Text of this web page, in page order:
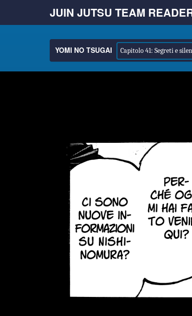
JUIN JUTSU TEAM
YOMI NO TSUGAI Capitolo 41: Segreti e